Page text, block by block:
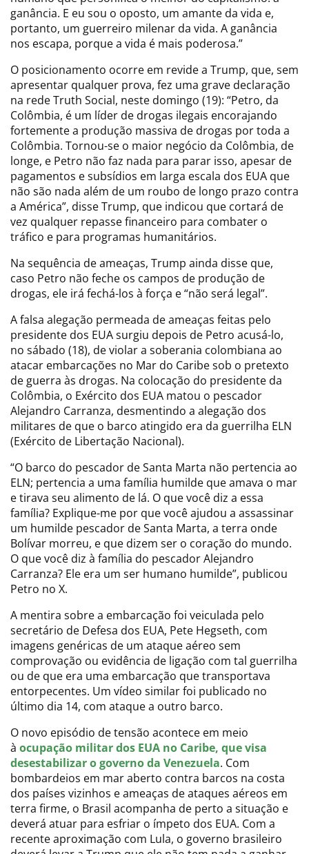
ganância. E eu sou o oposto, um amante da vida e,
portanto, um guerreiro milenar da vida. A ganância
nos escapa, porque a vida é mais poderosa.”
O posicionamento ocorre em revide a Trump, que, sem
apresentar qualquer prova, fez uma grave declaração
na rede Truth Social, neste domingo (19): “Petro, da
Colômbia, é um líder de drogas ilegais encorajando
fortemente a produção massiva de drogas por toda a
Colômbia. Tornou-se o maior negócio da Colômbia, de
longe, e Petro não faz nada para parar isso, apesar de
pagamentos e subsídios em larga escala dos EUA que
não são nada além de um roubo de longo prazo contra
a América”, disse Trump, que indicou que cortará de
vez qualquer repasse financeiro para combater o
tráfico e para programas humanitários.
Na sequência de ameaças, Trump ainda disse que,
caso Petro não feche os campos de produção de
drogas, ele irá fechá-los à força e “não será legal”.
A falsa alegação permeada de ameaças feitas pelo
presidente dos EUA surgiu depois de Petro acusá-lo,
no sábado (18), de violar a soberania colombiana ao
atacar embarcações no Mar do Caribe sob o pretexto
de guerra às drogas. Na colocação do presidente da
Colômbia, o Exército dos EUA matou o pescador
Alejandro Carranza, desmentindo a alegação dos
militares de que o barco atingido era da guerrilha ELN
(Exército de Libertação Nacional).
“O barco do pescador de Santa Marta não pertencia ao
ELN; pertencia a uma família humilde que amava o mar
e tirava seu alimento de lá. O que você diz a essa
família? Explique-me por que você ajudou a assassinar
um humilde pescador de Santa Marta, a terra onde
Bolívar morreu, e que dizem ser o coração do mundo.
O que você diz à família do pescador Alejandro
Carranza? Ele era um ser humano humilde”, publicou
Petro no X.
A mentira sobre a embarcação foi veiculada pelo
secretário de Defesa dos EUA, Pete Hegseth, com
imagens genéricas de um ataque aéreo sem
comprovação ou evidência de ligação com tal guerrilha
ou de que era uma embarcação que transportava
entorpecentes. Um vídeo similar foi publicado no
último dia 14, com ataque a outro barco.
O novo episódio de tensão acontece em meio
à ocupação militar dos EUA no Caribe, que visa
desestabilizar o governo da Venezuela. Com
bombardeios em mar aberto contra barcos na costa
dos países vizinhos e ameaças de ataques aéreos em
terra firme, o Brasil acompanha de perto a situação e
deverá atuar para esfriar o ímpeto dos EUA. Com a
recente aproximação com Lula, o governo brasileiro